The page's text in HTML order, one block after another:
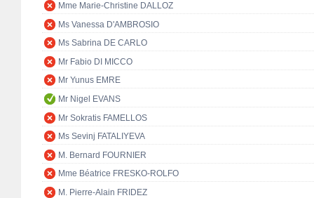
Mme Marie-Christine DALLOZ
Ms Vanessa D'AMBROSIO
Ms Sabrina DE CARLO
Mr Fabio DI MICCO
Mr Yunus EMRE
Mr Nigel EVANS
Mr Sokratis FAMELLOS
Ms Sevinj FATALIYEVA
M. Bernard FOURNIER
Mme Béatrice FRESKO-ROLFO
M. Pierre-Alain FRIDEZ